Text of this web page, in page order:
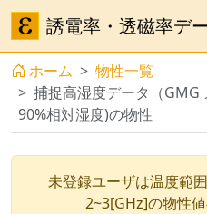
誘電率・透磁率デ
ホーム
物性一覧
捕捉高湿度データ（GMG
90%相対湿度)の物性
未登録ユーザは温度範
2~3[GHz]の物性